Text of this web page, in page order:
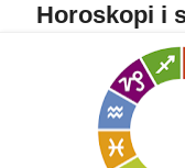
Horoskopi i